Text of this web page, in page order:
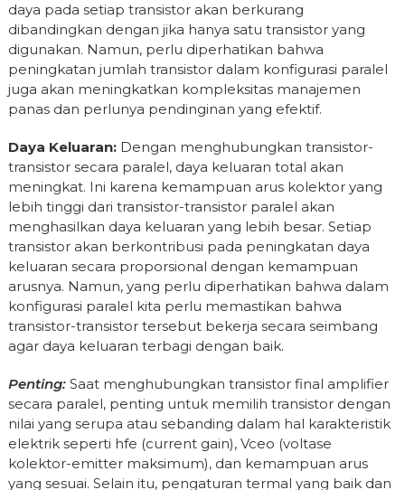
daya pada setiap transistor akan berkurang
dibandingkan dengan jika hanya satu transistor yang
digunakan. Namun, perlu diperhatikan bahwa
peningkatan jumlah transistor dalam konfigurasi paralel
juga akan meningkatkan kompleksitas manajemen
panas dan perlunya pendinginan yang efektif.
Daya Keluaran:Dengan menghubungkan transistor-
transistor secara paralel, daya keluaran total akan
meningkat. Ini karena kemampuan arus kolektor yang
lebih tinggi dari transistor-transistor paralel akan
menghasilkan daya keluaran yang lebih besar. Setiap
transistor akan berkontribusi pada peningkatan daya
keluaran secara proporsional dengan kemampuan
arusnya. Namun, yang perlu diperhatikan bahwa dalam
konfigurasi paralel kita perlu memastikan bahwa
transistor-transistor tersebut bekerja secara seimbang
agar daya keluaran terbagi dengan baik.
Penting:Saat menghubungkan transistor final amplifier
secara paralel, penting untuk memilih transistor dengan
nilai yang serupa atau sebanding dalam hal karakteristik
elektrik seperti hfe (current gain), Vceo (voltase
kolektor-emitter maksimum), dan kemampuan arus
yang sesuai. Selain itu, pengaturan termal yang baik dan